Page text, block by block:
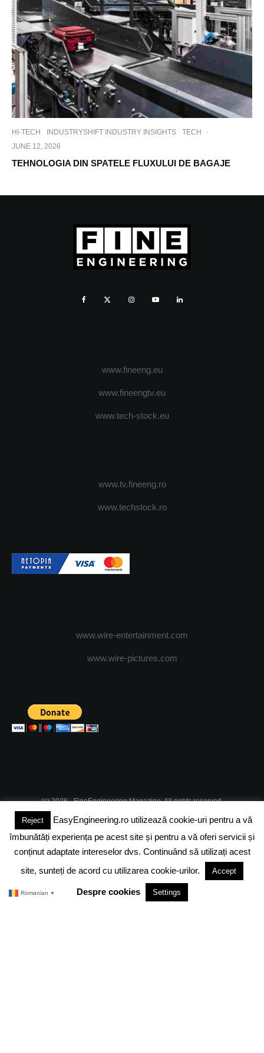
HI-TECH INDUSTRYSHIFT INDUSTRY INSIGHTS TECH
·
JUNE 12, 2026
TEHNOLOGIA DIN SPATELE FLUXULUI DE BAGAJE
www.fineeng.eu
www.fineengtv.eu
www.tech-stock.eu
www.tv.fineeng.ro
www.techstock.ro
www.wire-entertainment.com
www.wire-pictures.com
(c) 2026 - FineEngineering Magazine. All rights reserved.
DESPRE NOI ABONAMENT
DESPRE COOKIES POLITICA DE CONFIDENTIALITATE
TERMENI SI CONDITII
Reject
EasyEngineering.ro utilizează cookie-uri pentru a vă
îmbunătăți experiența pe acest site și pentru a vă oferi servicii și
conținut adaptate intereselor dvs. Continuând să utilizați acest
site, sunteți de acord cu utilizarea cookie-urilor.
Accept
Despre cookies Settings
Romanian ▼